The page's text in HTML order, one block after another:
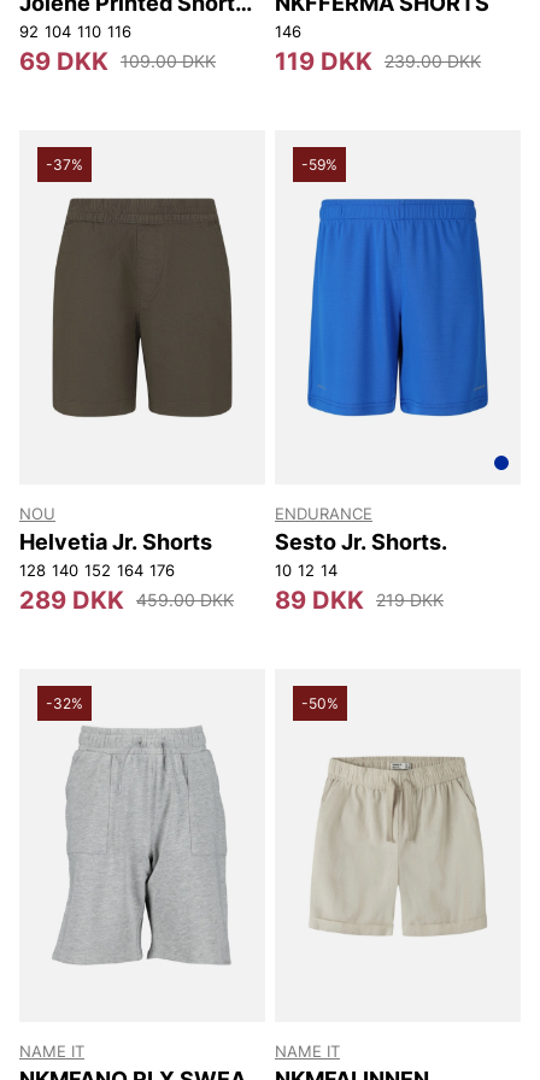
Tights
92 104 110 116
69 DKK 109.00 DKK
146
119 DKK 239.00 DKK
-37%
NOU
Helvetia Jr. Shorts
128 140 152 164 176
289 DKK 459.00 DKK
-59%
ENDURANCE
Sesto Jr. Shorts.
10 12 14
89 DKK 219 DKK
-32%
NAME IT
-50%
NAME IT